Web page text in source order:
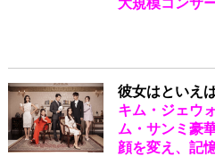
大規模コンサ
彼女はといえ
キム・ジェウ
ム・サンミ豪
顔を変え、記